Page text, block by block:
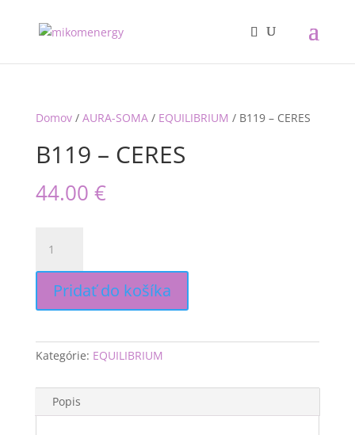
Domov/ AURA-SOMA/ EQUILIBRIUM / B119 – CERES
B119 – CERES
44.00 €
B119
-
CERESPridať do košíka
Kategórie: EQUILIBRIUM
Popis